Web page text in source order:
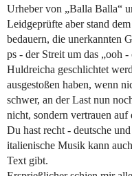
Urheber von „Balla Balla“
Leidgeprüfte aber stand
bedauern, die unerkannten
ps - der Streit um das „ooh
Huldreicha geschlichtet
ausgestoßen haben, wenn
schwer, an der Last nun
nicht, sondern vertrauen auf
Du hast recht - deutsche
italienische Musik kann
Text gibt.